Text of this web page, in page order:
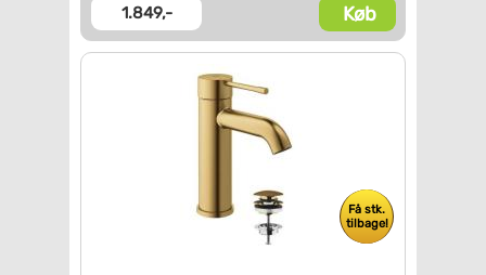
1.849,- Køb
Få stk.
tilbage!